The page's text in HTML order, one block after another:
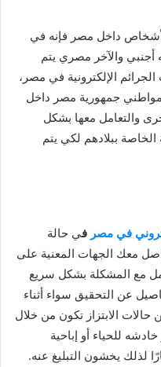
داخل مصر فإنه في
أجنبي والآخر مصري يتم
الإلكترونية في مصر،
مواطني جمهورية مصر داخل
والتعامل معها بشكل
ببلادهم لكي يتم
في مصر في حالة
معك الجهات المعنية على
مع المشكلة بشكل سريع
عن التحقيق سواء أثناء
حالات الابتزاز تكون من خلال
للحياء أو إباحية
لذلك يخشون التبليغ عنه.